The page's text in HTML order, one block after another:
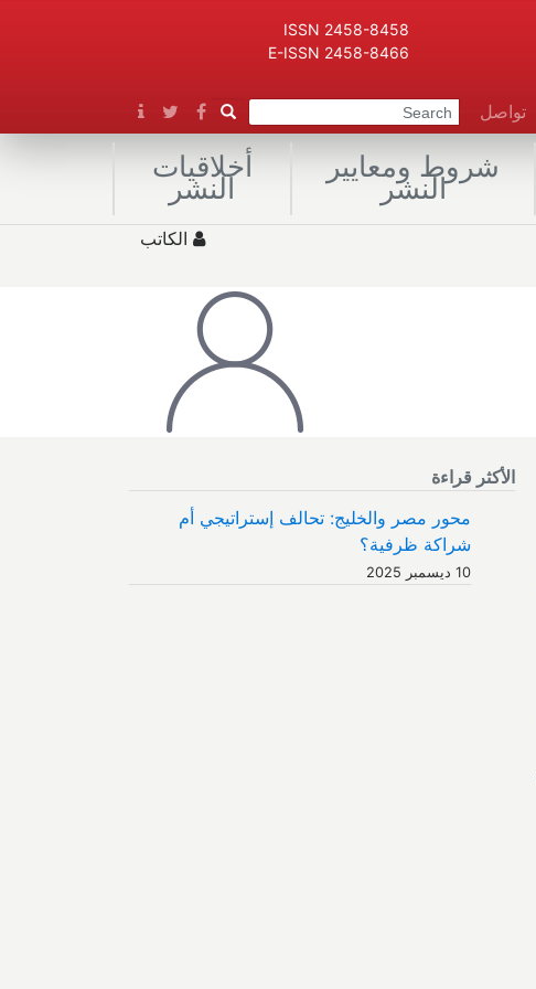
ISSN 2458-8458
E-ISSN 2458-8466
تواصل
شروط ومعايير
النشر
أخلاقيات
النشر
الكاتب
الأكثر قراءة
محور مصر والخليج: تحالف إستراتيجي أم
شراكة ظرفية؟
10 ديسمبر 2025